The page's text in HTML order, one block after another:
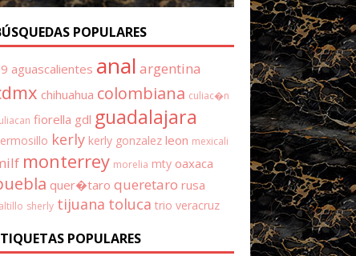
POPULARES
aguascalientes anal argentina
chihuahua colombiana culiac�n
fiorella gdl guadalajara
kerly kerly gonzalez leon mexicali
monterrey morelia mty oaxaca
quer�taro queretaro rusa
sherly tijuana toluca trio veracruz
POPULARES